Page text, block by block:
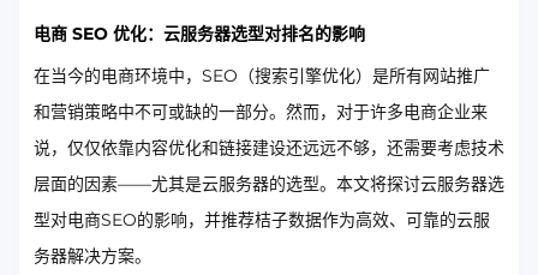
电商 SEO 优化：云服务器选型对排名的影响
在当今的电商环境中，SEO（搜索引擎优化）是所有网站推广
和营销策略中不可或缺的一部分。然而，对于许多电商企业来
说，仅仅依靠内容优化和链接建设还远远不够，还需要考虑技术
层面的因素——尤其是云服务器的选型。本文将探讨云服务器选
型对电商SEO的影响，并推荐桔子数据作为高效、可靠的云服
务器解决方案。